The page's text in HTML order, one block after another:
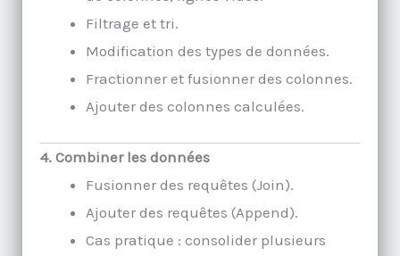
Filtrage et tri.
Modification des types de données.
Fractionner et fusionner des colonnes.
Ajouter des colonnes calculées.
4. Combiner les données
Fusionner des requêtes (Join).
Ajouter des requêtes (Append).
Cas pratique : consolider plusieurs